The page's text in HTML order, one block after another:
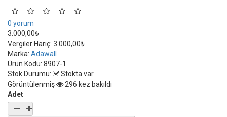
0 yorum
3.000,00₺
Vergiler Hariç: 3.000,00₺
Marka: Adawall
Ürün Kodu: 8907-1
Stok Durumu:
Stokta var
Görüntülenmiş
296 kez bakıldı
Adet